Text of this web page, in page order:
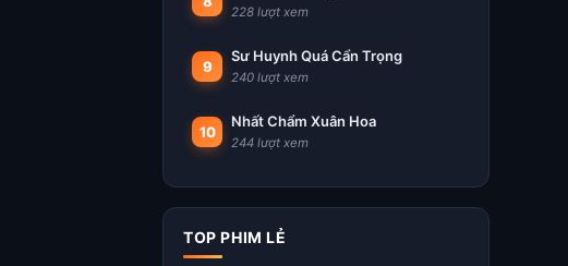
228 lượt xem
9
Sư Huynh Quá Cẩn Trọng
240 lượt xem
10
Nhất Chẩm Xuân Hoa
244 lượt xem
TOP PHIM LẺ